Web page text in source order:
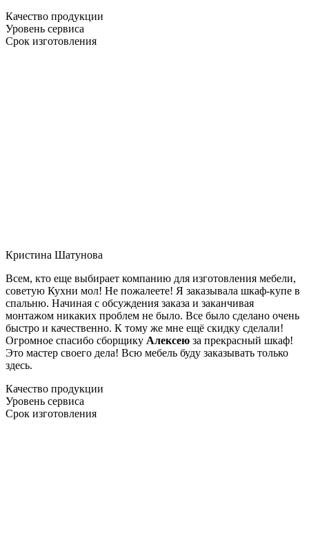
Качество продукции
Уровень сервиса
Срок изготовления
Кристина Шатунова
Всем, кто еще выбирает компанию для изготовления мебели,
советую Кухни мол! Не пожалеете! Я заказывала шкаф-купе в
спальню. Начиная с обсуждения заказа и заканчивая
монтажом никаких проблем не было. Все было сделано очень
быстро и качественно. К тому же мне ещё скидку сделали!
Огромное спасибо сборщику Алексею за прекрасный шкаф!
Это мастер своего дела! Всю мебель буду заказывать только
здесь.
Качество продукции
Уровень сервиса
Срок изготовления